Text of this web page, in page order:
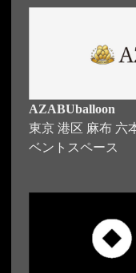
AZABUballoon
東京 港区 麻布 六
ベントスペース